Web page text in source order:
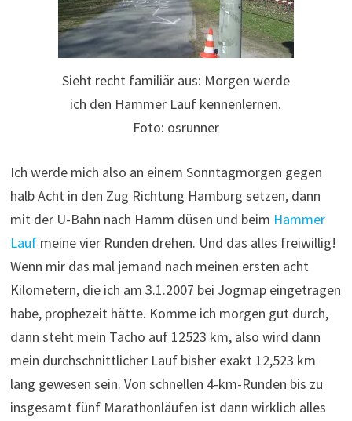
Sieht recht familiär aus: Morgen werde
ich den Hammer Lauf kennenlernen.
Foto: osrunner
Ich werde mich also an einem Sonntagmorgen gegen
halb Acht in den Zug Richtung Hamburg setzen, dann
mit der U-Bahn nach Hamm düsen und beim Hammer
Laufmeine vier Runden drehen. Und das alles freiwillig!
Wenn mir das mal jemand nach meinen ersten acht
Kilometern, die ich am 3.1.2007 bei Jogmap eingetragen
habe, prophezeit hätte. Komme ich morgen gut durch,
dann steht mein Tacho auf 12523 km, also wird dann
mein durchschnittlicher Lauf bisher exakt 12,523 km
lang gewesen sein. Von schnellen 4-km-Runden bis zu
insgesamt fünf Marathonläufen ist dann wirklich alles